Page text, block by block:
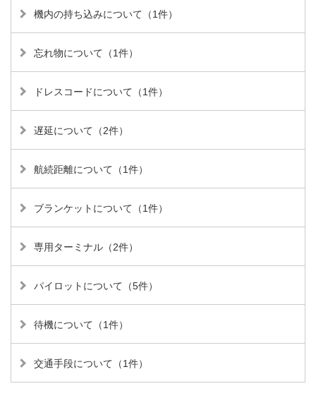
機内の持ち込みについて（1件）
忘れ物について（1件）
ドレスコードについて（1件）
遅延について（2件）
航続距離について（1件）
ブランケットについて（1件）
専用ターミナル（2件）
パイロットについて（5件）
待機について（1件）
交通手段について（1件）